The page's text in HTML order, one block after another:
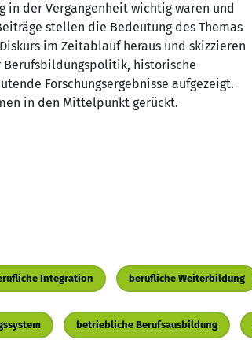
der Vergangenheit wichtig waren und
stellen die Bedeutung des Themas
im Zeitablauf heraus und skizzieren
Berufsbildungspolitik, historische
Forschungsergebnisse aufgezeigt.
in den Mittelpunkt gerückt.
Integration berufliche Weiterbildung
betriebliche Berufsausbildung